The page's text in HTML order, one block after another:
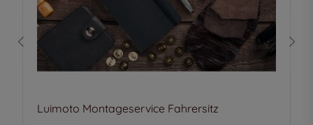
Luimoto Montageservice Fahrersitz